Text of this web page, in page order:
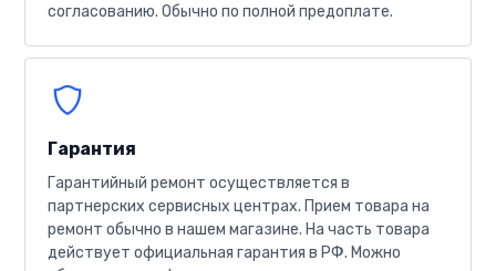
согласованию. Обычно по полной предоплате.
Гарантия
Гарантийный ремонт осуществляется в
партнерских сервисных центрах. Прием товара на
ремонт обычно в нашем магазине. На часть товара
действует официальная гарантия в РФ. Можно